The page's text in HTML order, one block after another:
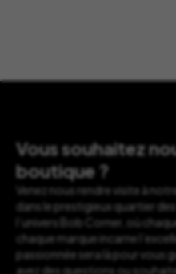
Vous souhaitez
boutique ?
Venez nous rendre visite à
dans le prestigieux quartier
l’univers Bob Corner, où
chaque marque incarne
passionnée sera là pour vous
avez des questions ou